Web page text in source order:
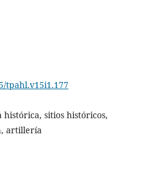
tpahl.v15i1.177
histórica, sitios históricos,
artillería